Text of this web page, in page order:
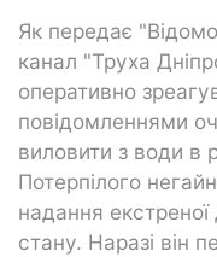
Як передає
канал "Труха
оперативно
повідомленнями
виловити з води в
Потерпілого
надання екстреної
стану. Наразі він